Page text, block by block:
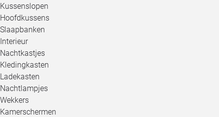
Kussenslopen
Hoofdkussens
Slaapbanken
Interieur
Nachtkastjes
Kledingkasten
Ladekasten
Nachtlampjes
Wekkers
Kamerschermen